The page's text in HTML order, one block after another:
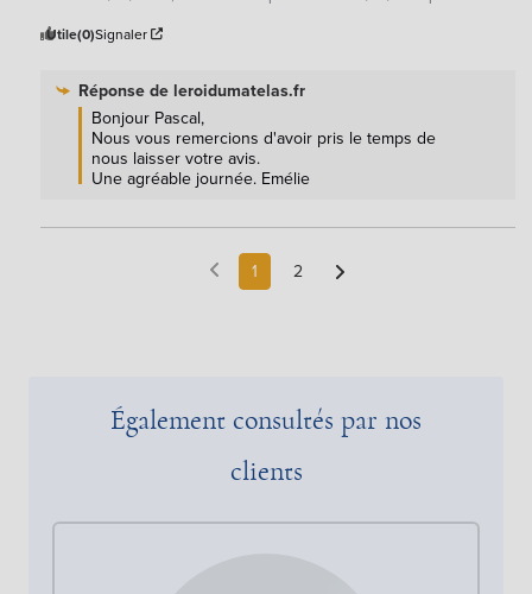
Utile(0)Signaler
Réponse de leroidumatelas.fr
Bonjour Pascal,
Nous vous remercions d'avoir pris le temps de
nous laisser votre avis.
Une agréable journée. Emélie
1 2
Également consultés par nos
clients